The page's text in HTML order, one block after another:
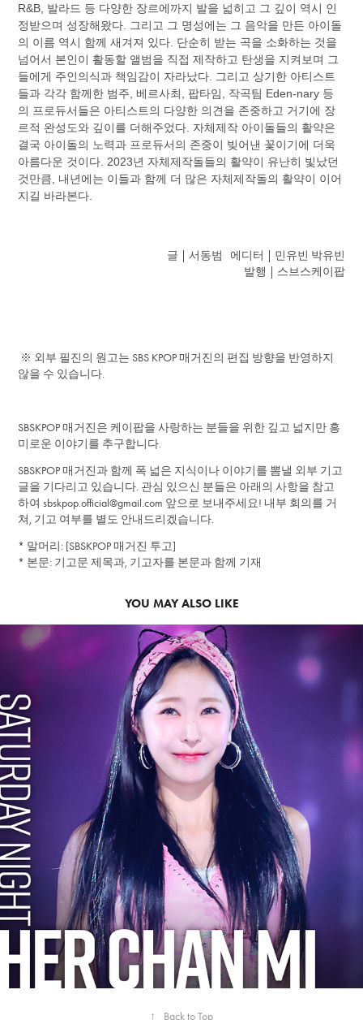
R&B, 발라드 등 다양한 장르에까지 발을 넓히고 그 깊이 역시 인
정받으며 성장해왔다. 그리고 그 명성에는 그 음악을 만든 아이돌
의 이름 역시 함께 새겨져 있다. 단순히 받는 곡을 소화하는 것을
넘어서 본인이 활동할 앨범을 직접 제작하고 탄생을 지켜보며 그
들에게 주인의식과 책임감이 자라났다. 그리고 상기한 아티스트
들과 각각 함께한 범주, 베르사최, 팝타임, 작곡팀 Eden-nary 등
의 프로듀서들은 아티스트의 다양한 의견을 존중하고 거기에 장
르적 완성도와 깊이를 더해주었다. 자체제작 아이돌들의 활약은
결국 아이돌의 노력과 프로듀서의 존중이 빚어낸 꽃이기에 더욱
아름다운 것이다. 2023년 자체제작돌들의 활약이 유난히 빛났던
것만큼, 내년에는 이들과 함께 더 많은 자체제작돌의 활약이 이어
지길 바라본다.
글 | 서동범 에디터 | 민유빈 박유빈
발행 | 스브스케이팝
※ 외부 필진의 원고는 SBS KPOP 매거진의 편집 방향을 반영하지
않을 수 있습니다.
SBSKPOP 매거진은 케이팝을 사랑하는 분들을 위한 깊고 넓지만 흥
미로운 이야기를 추구합니다.
SBSKPOP 매거진과 함께 폭 넓은 지식이나 이야기를 뽐낼 외부 기고
글을 기다리고 있습니다. 관심 있으신 분들은 아래의 사항을 참고
하여 sbskpop.official@gmail.com 앞으로 보내주세요! 내부 회의를 거
쳐, 기고 여부를 별도 안내드리겠습니다.
* 말머리: [SBSKPOP 매거진 투고]
* 본문: 기고문 제목과, 기고자를 본문과 함께 기재
YOU MAY ALSO LIKE
2024
HER CHAN MI
↑ Back to Top